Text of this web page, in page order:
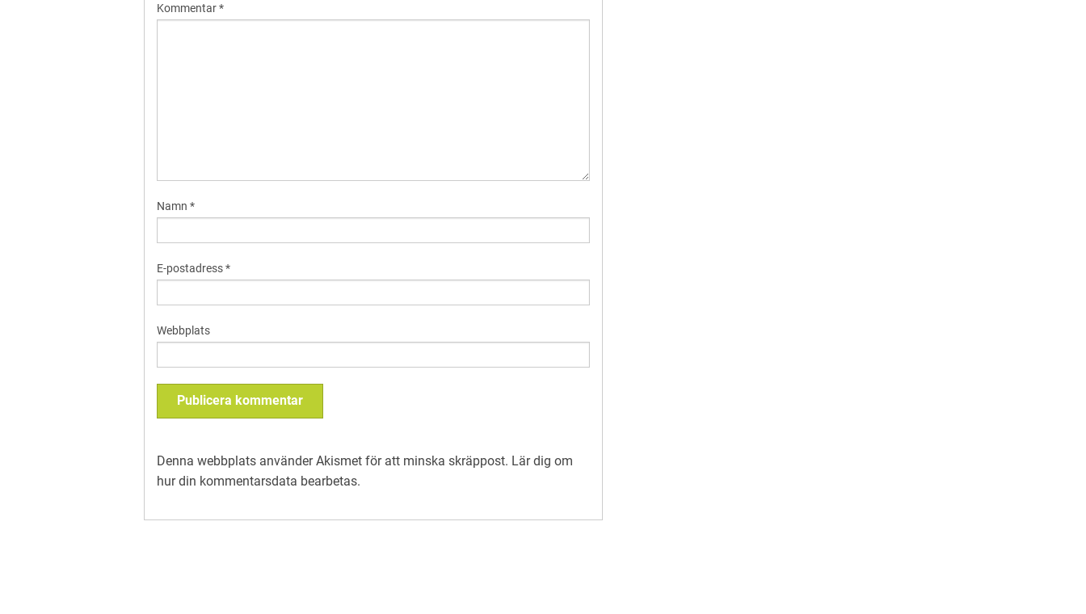
Kommentar*
Namn *
E-postadress*
Webbplats
Denna webbplats använder Akismet för att minska skräppost. Lär dig om
hur din kommentarsdata bearbetas.